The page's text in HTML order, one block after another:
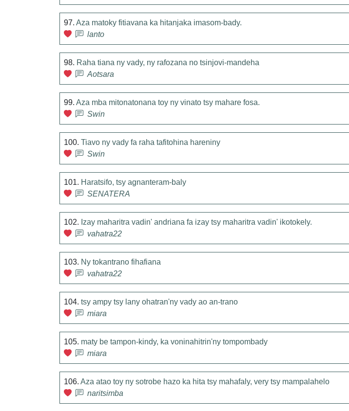
97. Aza matoky fitiavana ka hitanjaka imasom-bady.
lanto
98. Raha tiana ny vady, ny rafozana no tsinjovi-mandeha
Aotsara
99. Aza mba mitonatonana toy ny vinato tsy mahare fosa.
Swin
100. Tiavo ny vady fa raha tafitohina hareniny
Swin
101. Haratsifo, tsy agnanteram-baly
SENATERA
102. Izay maharitra vadin' andriana fa izay tsy maharitra vadin' ikotokely.
vahatra22
103. Ny tokantrano fihafiana
vahatra22
104. tsy ampy tsy lany ohatran'ny vady ao an-trano
miara
105. maty be tampon-kindy, ka voninahitrin'ny tompombady
miara
106. Aza atao toy ny sotrobe hazo ka hita tsy mahafaly, very tsy mampalahelo
naritsimba